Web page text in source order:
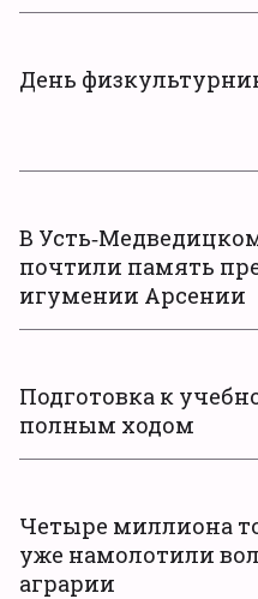
День
В
почтили память
игумении Арсении
Подготовка к
полным ходом
Четыре миллиона
уже намолотили
аграрии